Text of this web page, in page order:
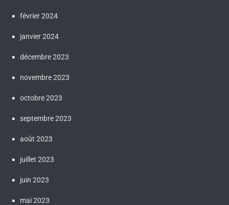
février 2024
janvier 2024
décembre 2023
novembre 2023
octobre 2023
septembre 2023
août 2023
juillet 2023
juin 2023
mai 2023